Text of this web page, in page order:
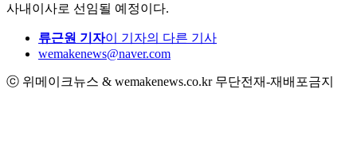
사내이사로 선임될 예정이다.
류근원 기자이 기자의 다른 기사
wemakenews@naver.com
ⓒ 위메이크뉴스 & wemakenews.co.kr 무단전재-재배포금지